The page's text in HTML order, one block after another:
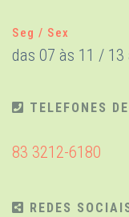
Seg / Sex
das 07 às 11 / 13
TELEFONES
83 3212-6180
REDES